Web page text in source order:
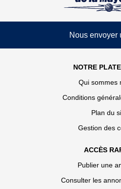
Nous envoyer
NOTRE
Qui sommes
Conditions
Plan du
Gestion des
ACCÈS
Publier une
Consulter les